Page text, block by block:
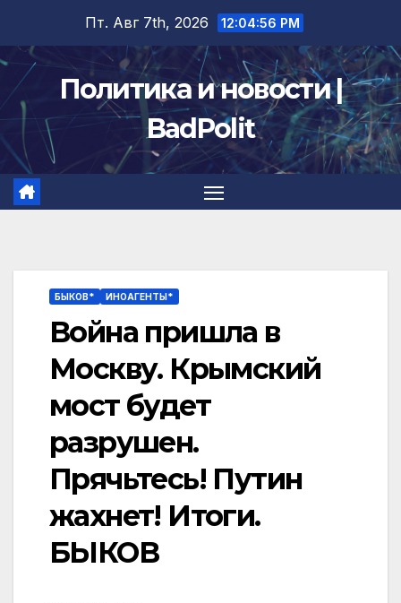
содержимому
Пт. Авг 7th, 2026 12:04:56 PM
Политика и новости |
BadPolit
БЫКОВ* ИНОАГЕНТЫ*
Война пришла в
Москву. Крымский
мост будет
разрушен.
Прячьтесь! Путин
жахнет! Итоги.
БЫКОВ